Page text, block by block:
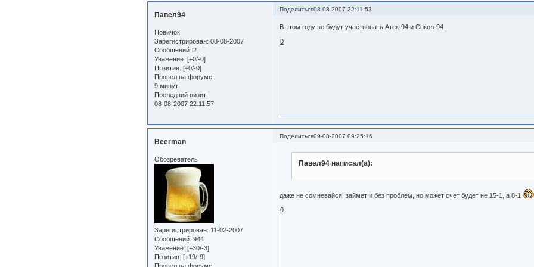
Поделиться08-08-2007 22:11:53
Павел94
Новичок
Зарегистрирован: 08-08-2007
Сообщений: 2
Уважение: [+0/-0]
Позитив: [+0/-0]
Провел на форуме:
9 минут
Последний визит:
08-08-2007 22:11:57
В этом году не будут участвовать Атек-94 и Сокол-94 .
0
Поделиться09-08-2007 09:25:16
Beerman
Обозреватель
Зарегистрирован: 11-02-2007
Сообщений: 944
Уважение: [+30/-3]
Позитив: [+19/-9]
Павел94 написал(а):
даже не сомневайся, займет и без проблем, но может счет будет не 15-1, а 8-1
0